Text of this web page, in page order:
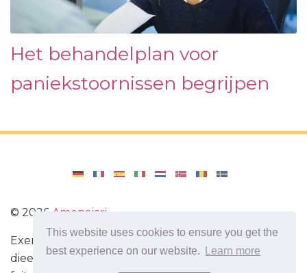
This website uses cookies to ensure you get the
best experience on our website.
Learn more
Het behandelplan voor
paniekstoornissen begrijpen
© 2026 Amenajari
Exercise. Diëten en recepten voor een gezond
dieet. Oefeningen voor de hersenen. Interessante